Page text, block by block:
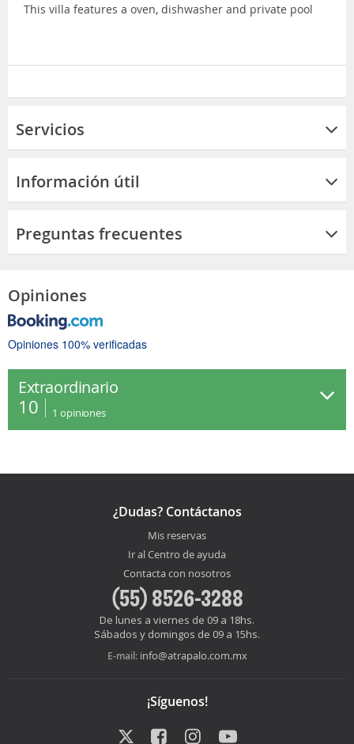
This villa features a oven, dishwasher and private pool
Servicios
Información útil
Preguntas frecuentes
Opiniones
Opiniones 100% verificadas
Extraordinario
10 1 opiniones
¿Dudas? Contáctanos
Mis reservas
Ir al Centro de ayuda
Contacta con nosotros
(55) 8526-3288
De lunes a viernes de 09 a 18hs.
Sábados y domingos de 09 a 15hs.
E-mail: info@atrapalo.com.mx
¡Síguenos!